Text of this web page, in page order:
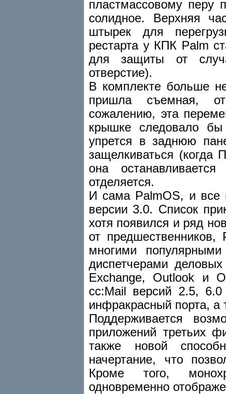
пластмассовому перу
солидное. Верхняя
штырек для
рестарта у КПК Palm
для защиты от
отверстие).
В комплекте больше
пришла съемная,
сожалению, эта
крышке следовало
упрется в заднюю
защелкиваться (когда
она
отделяется.
И сама PalmOS, и
версии 3.0. Список
хотя появился и ряд
от
многими
диспетчерами
Exchange, Outlook и
cc:Mail версий 2.5,
инфракрасный порта,
Поддерживается
приложений третьих
также новой
начертание, что
Кроме того,
одновременно